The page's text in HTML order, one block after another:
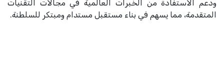
ودعم الاستفادة من الخبرات العالمية في مجالات التقنيات
المتقدمة، مما يسهم في بناء مستقبل مستدام ومبتكر للسلطنة.